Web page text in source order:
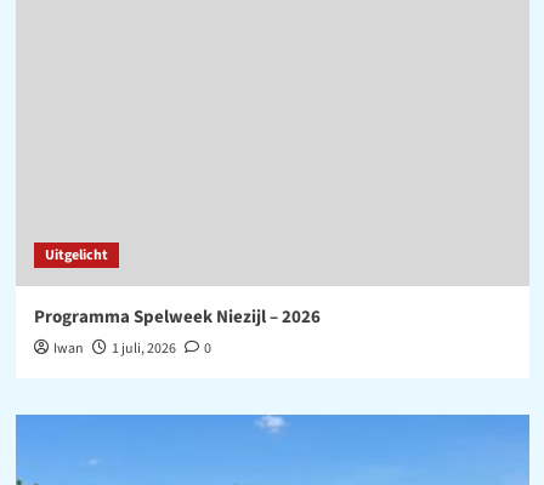
Uitgelicht
Programma Spelweek Niezijl – 2026
Iwan 1 juli, 2026 0